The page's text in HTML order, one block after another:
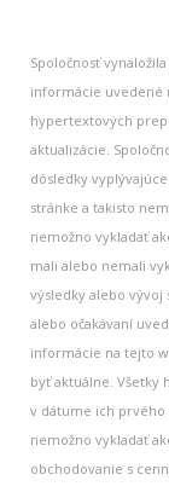
Spoločnosť
informácie uvedené
hypertextových
aktualizácie.
dôsledky
stránke a takisto
nemožno vykladať
mali alebo nemali
výsledky alebo vývoj
alebo očakávaní
informácie na tejto
byť aktuálne. Všetky
v dátume ich prvého
nemožno vykladať
obchodovanie s